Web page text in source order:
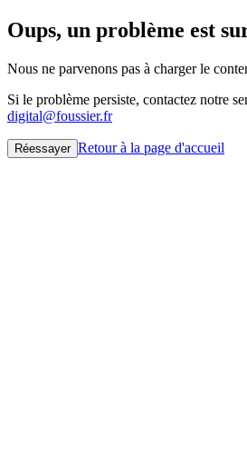
Oups, un problème est
Nous ne parvenons pas à charger le
Si le problème persiste, contactez notre
digital@foussier.fr
Réessayer Retour à la page d'accueil